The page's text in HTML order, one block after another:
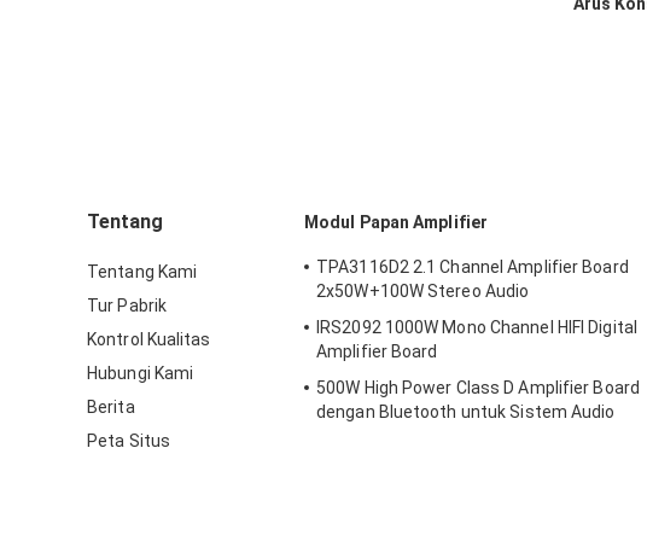
Arus
Tentang
Tentang Kami
Tur Pabrik
Kontrol Kualitas
Hubungi Kami
Berita
Peta Situs
Modul Papan Amplifier
TPA3116D2 2.1 Channel Amplifier Board
2x50W+100W Stereo Audio
IRS2092 1000W Mono Channel HIFI Digital
Amplifier Board
500W High Power Class D Amplifier Board
dengan Bluetooth untuk Sistem Audio